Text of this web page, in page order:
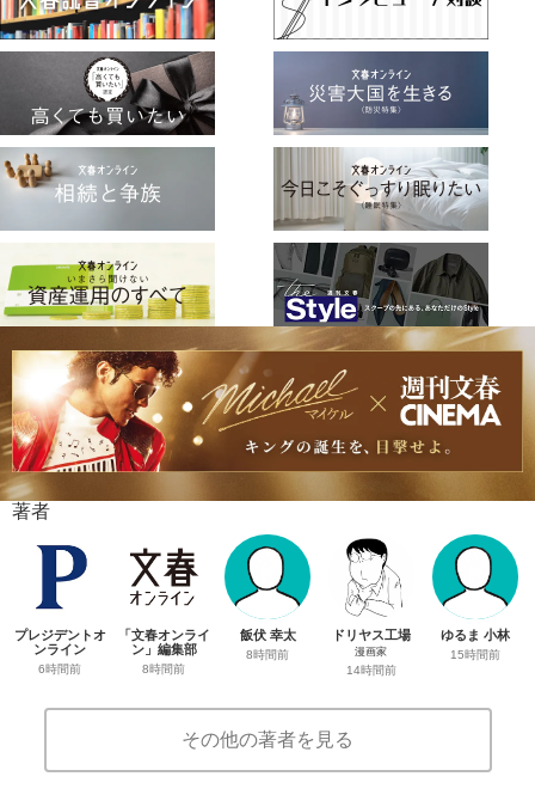
著者
プレジデントオ
ンライン
6時間前
「文春オンライ
ン」編集部
8時間前
飯伏 幸太
8時間前
ドリヤス工場
漫画家
14時間前
ゆるま 小林
15時間前
その他の著者を見る